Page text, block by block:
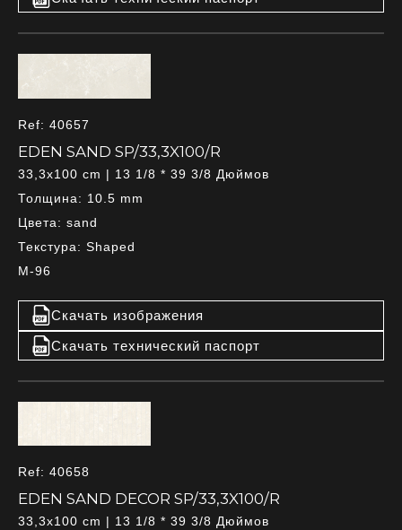
Ref: 40657
EDEN SAND SP/33,3X100/R
33,3x100 cm | 13 1/8 * 39 3/8 Дюймов
Толщина: 10.5 mm
Цвета: sand
Текстура: Shaped
M-96
Скачать изображения
Скачать технический паспорт
Ref: 40658
EDEN SAND DECOR SP/33,3X100/R
33,3x100 cm | 13 1/8 * 39 3/8 Дюймов